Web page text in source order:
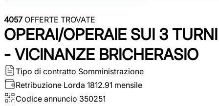
4057 OFFERTE TROVATE
OPERAI/OPERAIE SUI 3 TURNI
- VICINANZE BRICHERASIO
Tipo di contratto Somministrazione
Retribuzione Lorda 1812.91 mensile
Codice annuncio 350251